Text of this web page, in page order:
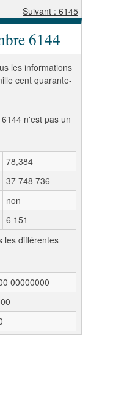
Suivant : 6145
6144
les informations
cent quarante-
n'est pas un
78,384
37 748 736
non
6 151
les différentes
00000000